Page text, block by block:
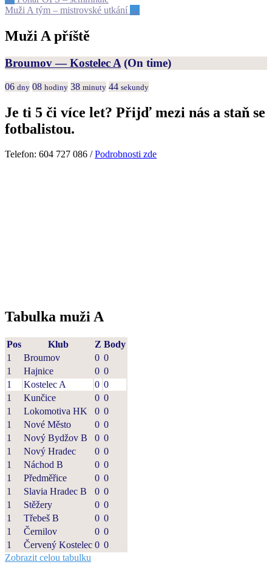
Muži A tým – mistrovské utkání →
Muži A příště
Broumov — Kostelec A (On time)
06 dny 08 hodiny 38 minuty 44 sekundy
Je ti 5 či více let? Přijď mezi nás a staň se
fotbalistou.
Telefon: 604 727 086 /Podrobnosti zde
Tabulka muži A
Pos Klub Z Body
1
Broumov 0 0
1
Hajnice 0 0
1
Kostelec A 0 0
1
Kunčice 0 0
1
Lokomotiva HK 0 0
1
Nové Město 0 0
1
Nový Bydžov B 0 0
1
Nový Hradec 0 0
1
Náchod B 0 0
1
Předměřice 0 0
1
Slavia Hradec B 0 0
1
Stěžery 0 0
1
Třebeš B 0 0
1
Černilov 0 0
1
Červený Kostelec 0 0
Zobrazit celou tabulku